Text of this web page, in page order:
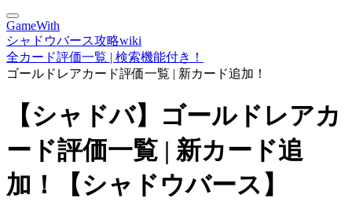
GameWith
シャドウバース攻略wiki
全カード評価一覧 | 検索機能付き！
ゴールドレアカード評価一覧 | 新カード追加！
【シャドバ】ゴールドレアカ
ード評価一覧 | 新カード追
加！【シャドウバース】